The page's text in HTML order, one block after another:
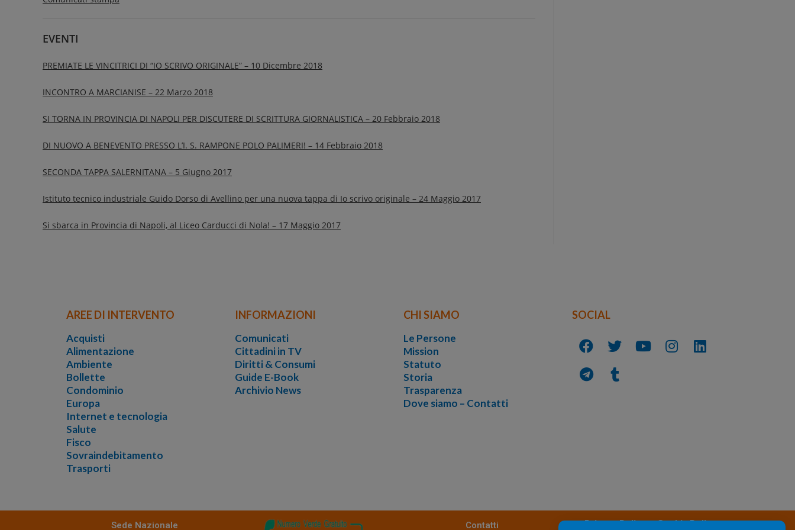
EVENTI
PREMIATE LE VINCITRICI DI “IO SCRIVO ORIGINALE” – 10 Dicembre 2018
INCONTRO A MARCIANISE – 22 Marzo 2018
SI TORNA IN PROVINCIA DI NAPOLI PER DISCUTERE DI SCRITTURA GIORNALISTICA – 20 Febbraio 2018
DI NUOVO A BENEVENTO PRESSO L’I. S. RAMPONE POLO PALIMERI! – 14 Febbraio 2018
SECONDA TAPPA SALERNITANA – 5 Giugno 2017
Istituto tecnico industriale Guido Dorso di Avellino per una nuova tappa di Io scrivo originale – 24 Maggio 2017
Si sbarca in Provincia di Napoli, al Liceo Carducci di Nola! – 17 Maggio 2017
AREE DI INTERVENTO
Acquisti
Alimentazione
Ambiente
Bollette
Condominio
Europa
Internet e tecnologia
Salute
Fisco
Sovraindebitamento
Trasporti
INFORMAZIONI
Comunicati
Cittadini in TV
Diritti & Consumi
Guide E-Book
Archivio News
CHI SIAMO
Le Persone
Mission
Statuto
Storia
Trasparenza
Dove siamo – Contatti
SOCIAL
Sede Nazionale Contatti Privacy Policy Cookie Policy